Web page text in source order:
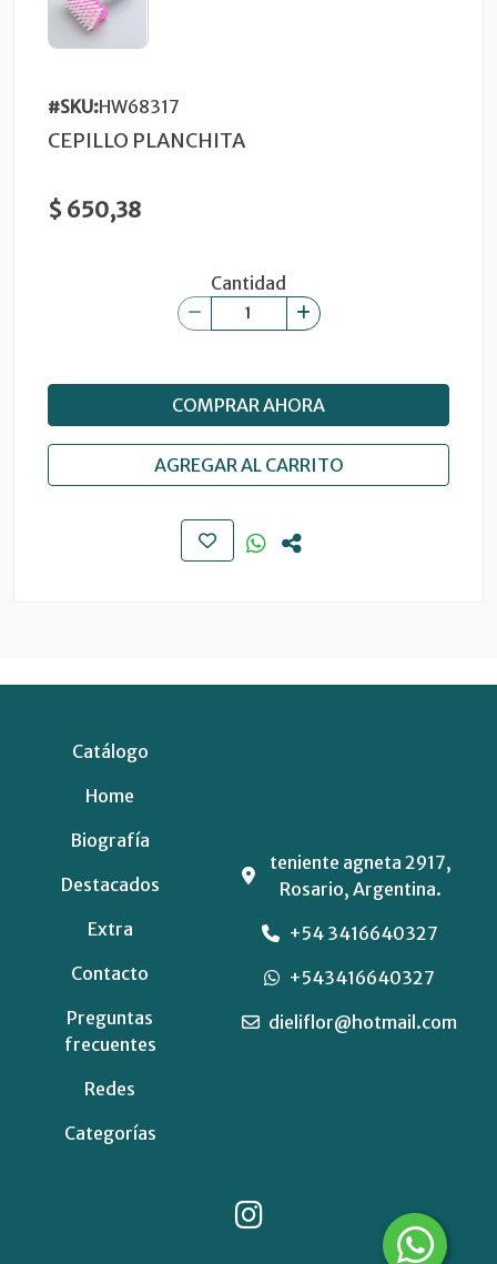
#SKU:HW68317
CEPILLO PLANCHITA
$ 650,38
Cantidad
COMPRAR AHORA
AGREGAR AL CARRITO
Catálogo
Home
Biografía
Destacados
Extra
Contacto
Preguntas
frecuentes
Redes
Categorías
teniente agneta 2917,
Rosario, Argentina.
+54 3416640327
+543416640327
dieliflor@hotmail.com